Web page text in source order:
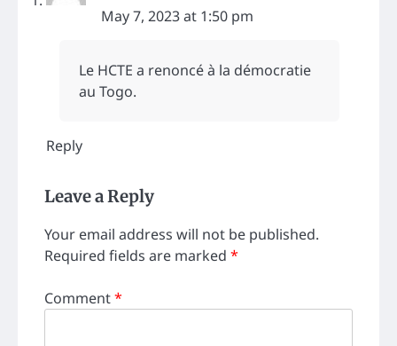
May 7, 2023 at 1:50 pm
Le HCTE a renoncé à la démocratie
au Togo.
Reply
Leave a Reply
Your email address will not be published.
Required fields are marked *
Comment*